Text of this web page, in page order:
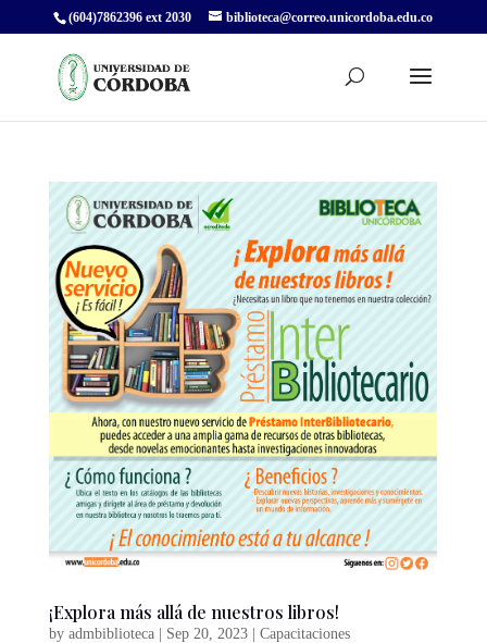
(604)7862396 ext 2030 biblioteca@correo.unicordoba.edu.co
¡Explora más allá de nuestros libros!
by admbiblioteca| Sep 20, 2023| Capacitaciones